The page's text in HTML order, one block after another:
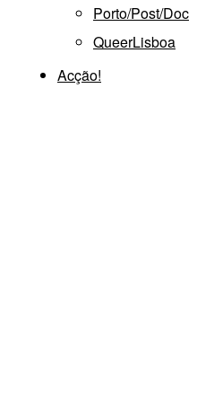
Porto/Post/Doc
QueerLisboa
Acção!